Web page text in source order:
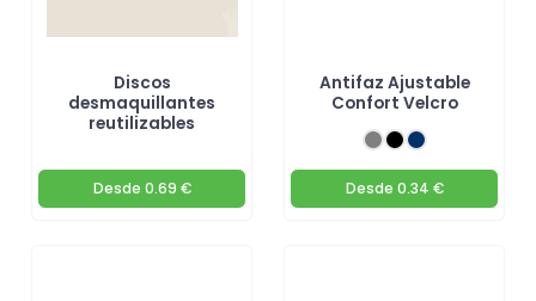
Discos
desmaquillantes
reutilizables
Desde 0.69 €
Antifaz Ajustable
Confort Velcro
Desde 0.34 €